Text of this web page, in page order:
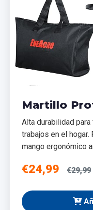
Martillo
Alta durabilidad
trabajos en el hogar.
mango ergonómico
€24,99 €29,99